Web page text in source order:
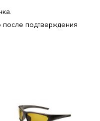
после подтверждения